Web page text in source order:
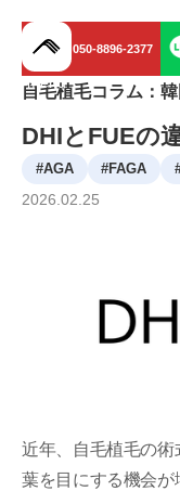
menu
050-8896-2377
自毛植毛コラム：
DHIとFUEの
#AGA #FAGA
2026 02 25
近年、自毛植毛の
葉を目にする機会が